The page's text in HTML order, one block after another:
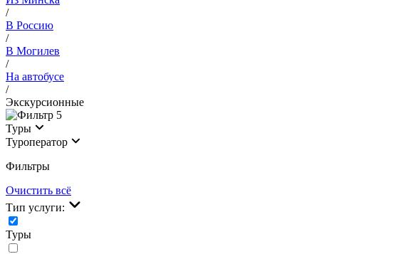
/
В Россию
/
В Могилев
/
На автобусе
/
Экскурсионные
5
Туры
Туроператор
Фильтры
Очистить всё
Тип услуги:
Туры